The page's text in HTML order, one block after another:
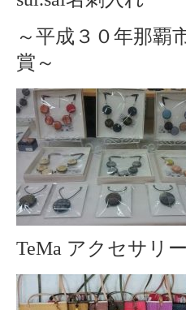
～平成３０年那
賞～
TeMa アクセサリー